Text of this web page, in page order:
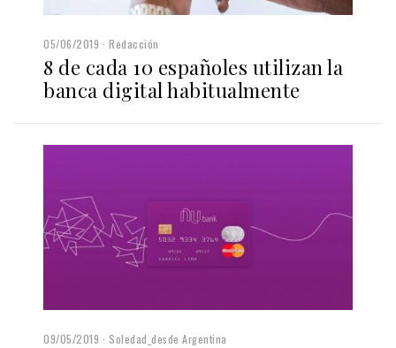
05/06/2019 Redacción
8 de cada 10 españoles utilizan la
banca digital habitualmente
09/05/2019 Soledad_desde Argentina